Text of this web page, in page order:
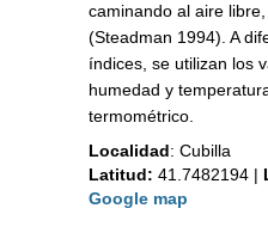
caminando al aire
(Steadman 1994). A
índices, se utilizan los
humedad y
termométrico.
Localidad: Cubilla
Latitud: 41.7482194 |
Google map